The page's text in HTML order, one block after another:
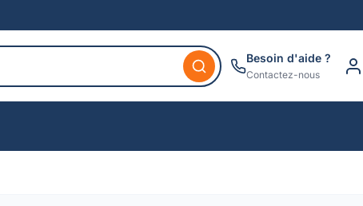
Besoin d'aide ?
Contactez-nous